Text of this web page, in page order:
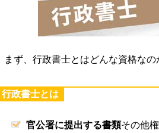
まず、行政書士とはどんな資格な
行政書士とは
官公署に提出する書類その他